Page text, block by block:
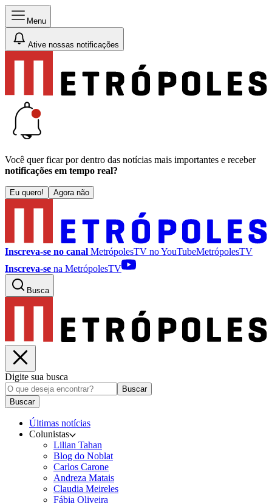
Menu
Ative nossas notificações
Você quer ficar por dentro das notícias mais importantes e receber
notificações em tempo real?
Eu quero! Agora não
Inscreva-se no canal MetrópolesTV noYouTubeMetrópolesTV
Inscreva-se na MetrópolesTV
Busca
Digite sua busca
Buscar
Buscar
Últimas notícias
Colunistas
Lilian Tahan
Blog do Noblat
Carlos Carone
Andreza Matais
Claudia Meireles
Fábia Oliveira